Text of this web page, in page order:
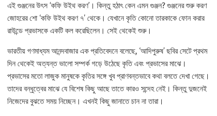
এই গুঞ্জনের উৎস ‘কফি উইথ করণ’। কিন্তু হঠাৎ কেন এমন গুঞ্জন? গুঞ্জনের শুরু করণ
জোহরের শো ‘কফি উইথ করণ ৭’ থেকে। যেখানে কৃতি কোনো তারকাকে ফোন করার
রাউন্ডে প্রভাসকে একটি কল করেছিলেন। সেই থেকেই শুরু।
ভারতীয় গণমাধ্যম আনন্দবাজার এক প্রতিবেদনে বলেছে, ‘আদিপুরুষ’ ছবির সেটে প্রথম
দিন থেকেই অত্যন্ত ভালো সম্পর্ক গড়ে উঠেছে কৃতি এবং প্রভাসের মাঝে।
প্রভাসের মতো লাজুক মানুষকে কৃতির সঙ্গে খুব প্রাণবন্তভাবে কথা বলতে দেখা গেছে।
তাদের বন্ধুত্বের মাঝে যে বিশেষ কিছু আছে তাতে কারও সন্দেহ নেই। কিন্তু দুজনেই
নিজেদের বুঝতে সময় নিচ্ছেন। এখনই কিছু জানাতে চান না তারা।